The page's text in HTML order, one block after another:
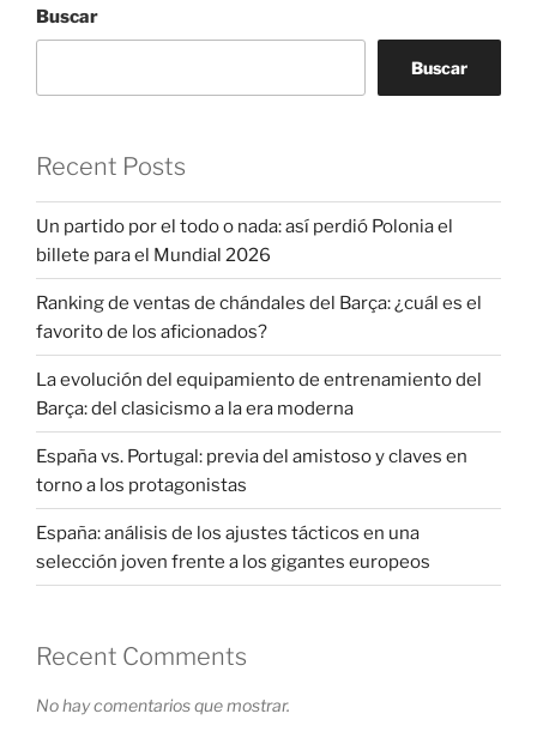
Buscar
Buscar
Recent Posts
Un partido por el todo o nada: así perdió Polonia el
billete para el Mundial 2026
Ranking de ventas de chándales del Barça: ¿cuál es el
favorito de los aficionados?
La evolución del equipamiento de entrenamiento del
Barça: del clasicismo a la era moderna
España vs. Portugal: previa del amistoso y claves en
torno a los protagonistas
España: análisis de los ajustes tácticos en una
selección joven frente a los gigantes europeos
Recent Comments
No hay comentarios que mostrar.